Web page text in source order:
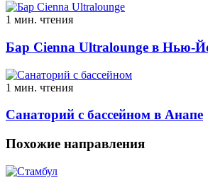
1 мин. чтения
Бар Cienna Ultralounge в Нью-
1 мин. чтения
Санаторий с бассейном в Анапе
Похожие направления